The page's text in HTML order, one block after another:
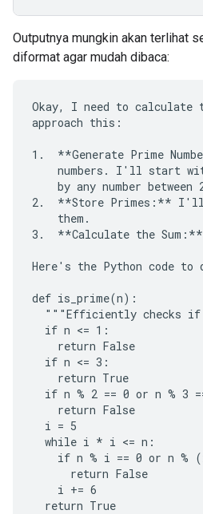
Outputnya mungkin akan terlihat
diformat agar mudah dibaca:
Okay, I need to calculate
approach this:
1.  **Generate Prime
numbers. I'll start
by any number between
2.  **Store Primes:** I'll
    them.
3.  **Calculate the
Here's the Python code to
def is_prime(n):
"""Efficiently checks
  if n <= 1:
    return False
  if n <= 3:
    return True
if n % 2 == 0 or n % 3
    return False
  i = 5
  while i * i <= n:
if n % i == 0 or n %
      return False
    i += 6
  return True